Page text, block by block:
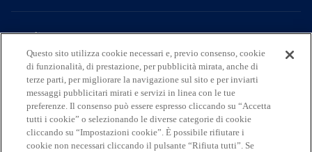
Media
Company
s
i
a
s
i
a
s
i
a
s
i
a
s
i
a
LegalPrivacyAccessibilityCookie Policy
Questo sito utilizza cookie necessari e, previo consenso, cookie
di funzionalità, di prestazione, per pubblicità mirata, anche di
terze parti, per migliorare la navigazione sul sito e per inviarti
messaggi pubblicitari mirati e servizi in linea con le tue
preferenze. Il consenso può essere espresso cliccando su “Accetta
tutti i cookie” o selezionando le diverse categorie di cookie
cliccando su “Impostazioni cookie”. È possibile rifiutare i
cookie non necessari cliccando il pulsante “Rifiuta tutti”. Se